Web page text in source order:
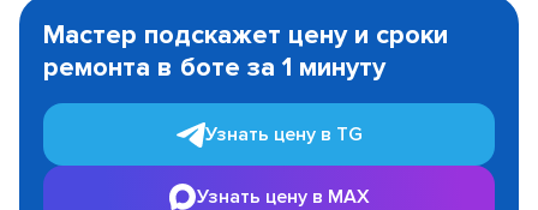
1
Мастер подскажет цену и сроки
ремонта в боте за 1 минуту
Узнать цену в TG
Узнать цену в MAX